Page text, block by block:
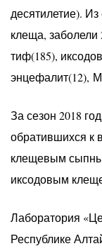
десятилетие).
клеща,
тиф(185),
энцефалит(12),
За сезон 2018
обратившихся к
клещевым
иксодовым
Лаборатория
Республике